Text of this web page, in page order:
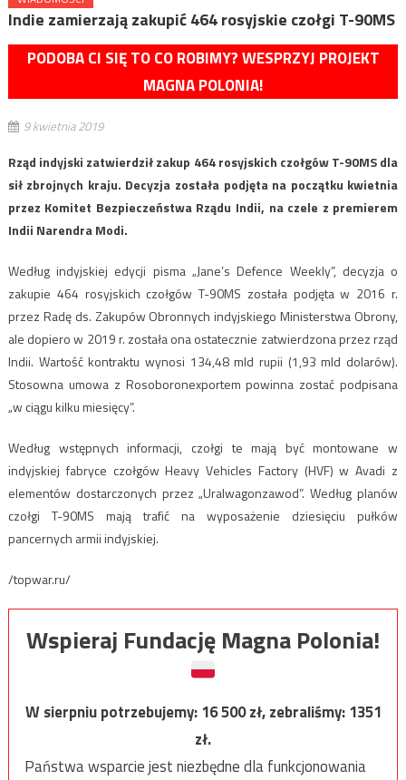
Indie zamierzają zakupić 464 rosyjskie czołgi T-90MS
PODOBA CI SIĘ TO CO ROBIMY? WESPRZYJ PROJEKT
MAGNA POLONIA!
9 kwietnia 2019
Rząd indyjski zatwierdził zakup 464 rosyjskich czołgów T-90MS dla
sił zbrojnych kraju. Decyzja została podjęta na początku kwietnia
przez Komitet Bezpieczeństwa Rządu Indii, na czele z premierem
Indii Narendra Modi.
Według indyjskiej edycji pisma „Jane’s Defence Weekly”, decyzja o
zakupie 464 rosyjskich czołgów T-90MS została podjęta w 2016 r.
przez Radę ds. Zakupów Obronnych indyjskiego Ministerstwa Obrony,
ale dopiero w 2019 r. została ona ostatecznie zatwierdzona przez rząd
Indii. Wartość kontraktu wynosi 134,48 mld rupii (1,93 mld dolarów).
Stosowna umowa z Rosoboronexportem powinna zostać podpisana
„w ciągu kilku miesięcy”.
Według wstępnych informacji, czołgi te mają być montowane w
indyjskiej fabryce czołgów Heavy Vehicles Factory (HVF) w Avadi z
elementów dostarczonych przez „Uralwagonzawod”. Według planów
czołgi T-90MS mają trafić na wyposażenie dziesięciu pułków
pancernych armii indyjskiej.
/topwar.ru/
Wspieraj Fundację Magna Polonia!
W sierpniu potrzebujemy:16 500zł, zebraliśmy:1351
zł.
Państwa wsparcie jest niezbędne dla funkcjonowania